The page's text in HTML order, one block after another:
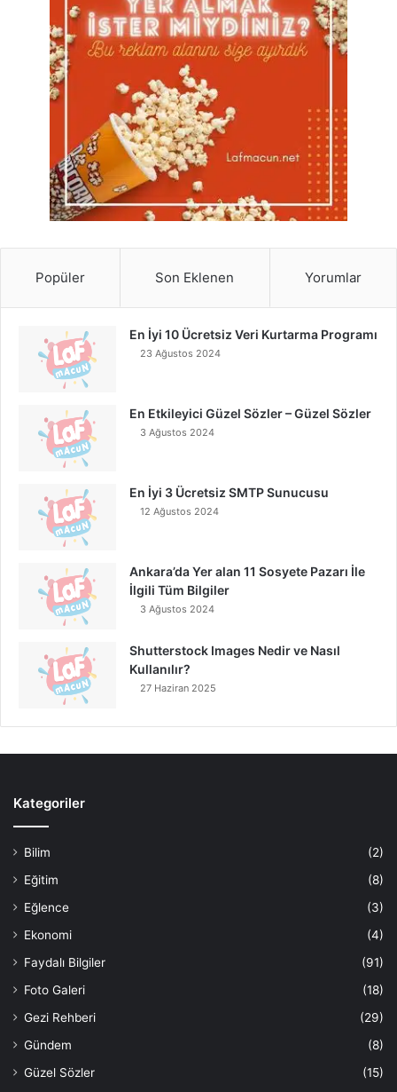
Popüler Son Eklenen Yorumlar
En İyi 10 Ücretsiz Veri Kurtarma Programı
23 Ağustos 2024
En Etkileyici Güzel Sözler – Güzel Sözler
3 Ağustos 2024
En İyi 3 Ücretsiz SMTP Sunucusu
12 Ağustos 2024
Ankara’da Yer alan 11 Sosyete Pazarı İle
İlgili Tüm Bilgiler
3 Ağustos 2024
Shutterstock Images Nedir ve Nasıl
Kullanılır?
27 Haziran 2025
Kategoriler
Bilim
(2)
Eğitim
(8)
Eğlence
(3)
Ekonomi
(4)
Faydalı Bilgiler
(91)
Foto Galeri
(18)
Gezi Rehberi
(29)
Gündem
(8)
Güzel Sözler
(15)